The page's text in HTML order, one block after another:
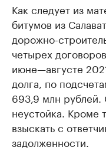
Как следует из
битумов из
дорожно-
четырех
июне—августе
долга, по
693,9 млн
неустойка. Кроме
взыскать с
задолженности.